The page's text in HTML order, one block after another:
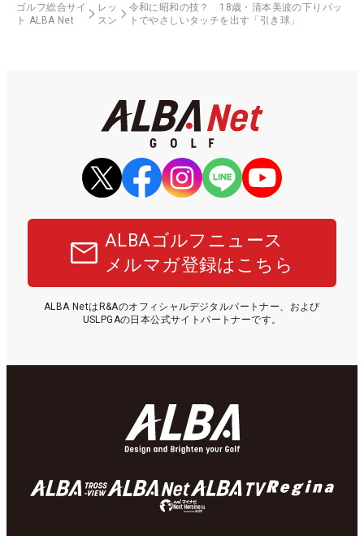
ゴルフ総合サイ
ト ALBA Net
レッ
スン
令和に昭和の技？ 18歳・清本美波の下りパッ
トでやさしいタッチを出す「引き球」
ALBAゴルフニュース
メルマガ登録はこちら
ALBA NetはR&Aのオフィシャルデジタルパートナー、および
USLPGAの日本公式サイトパートナーです。